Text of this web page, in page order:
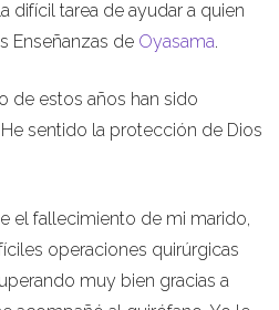
difícil tarea de ayudar a quien
Enseñanzas de Oyasama.
de estos años han sido
sentido la protección de Dios
el fallecimiento de mi marido,
operaciones quirúrgicas
muy bien gracias a